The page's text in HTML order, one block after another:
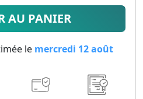
AU PANIER
le mercredi 12 août